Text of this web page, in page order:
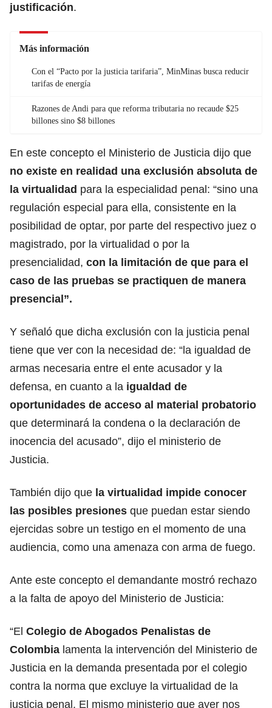
justificación.
Más información
Con el “Pacto por la justicia tarifaria”, MinMinas busca reducir
tarifas de energía
Razones de Andi para que reforma tributaria no recaude $25
billones sino $8 billones
En este concepto el Ministerio de Justicia dijo que
no existe en realidad una exclusión absoluta de
la virtualidad para la especialidad penal: “sino una
regulación especial para ella, consistente en la
posibilidad de optar, por parte del respectivo juez o
magistrado, por la virtualidad o por la
presencialidad, con la limitación de que para el
caso de las pruebas se practiquen de manera
presencial”.
Y señaló que dicha exclusión con la justicia penal
tiene que ver con la necesidad de: “la igualdad de
armas necesaria entre el ente acusador y la
defensa, en cuanto a la igualdad de
oportunidades de acceso al material probatorio
que determinará la condena o la declaración de
inocencia del acusado”, dijo el ministerio de
Justicia.
También dijo que la virtualidad impide conocer
las posibles presiones que puedan estar siendo
ejercidas sobre un testigo en el momento de una
audiencia, como una amenaza con arma de fuego.
Ante este concepto el demandante mostró rechazo
a la falta de apoyo del Ministerio de Justicia:
“El Colegio de Abogados Penalistas de
Colombia lamenta la intervención del Ministerio de
Justicia en la demanda presentada por el colegio
contra la norma que excluye la virtualidad de la
justicia penal. El mismo ministerio que ayer nos